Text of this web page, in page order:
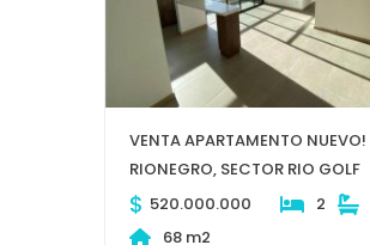
VENTA APARTAMENTO NUEVO!
RIONEGRO, SECTOR RIO GOLF
$ 520.000.000 2
68 m2